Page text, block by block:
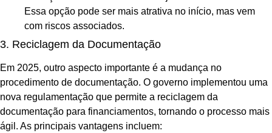
Essa opção pode ser mais atrativa no início, mas vem
com riscos associados.
3. Reciclagem da Documentação
Em 2025, outro aspecto importante é a mudança no
procedimento de documentação. O governo implementou uma
nova regulamentação que permite a reciclagem da
documentação para financiamentos, tornando o processo mais
ágil. As principais vantagens incluem: